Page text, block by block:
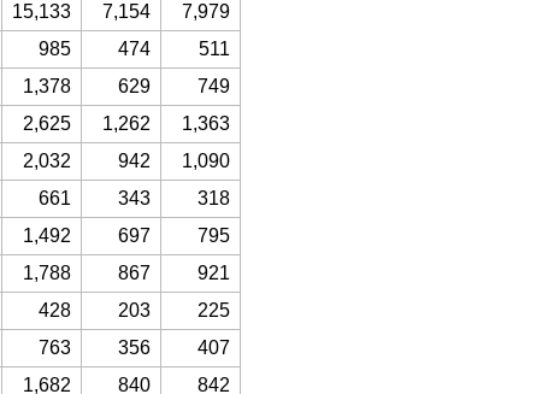
15,133 7,154
7,979
985 474
511
1,378 629
749
2,625 1,262
1,363
2,032 942
1,090
661 343
318
1,492 697
795
1,788 867
921
428 203
225
763 356
407
1,682 840
842